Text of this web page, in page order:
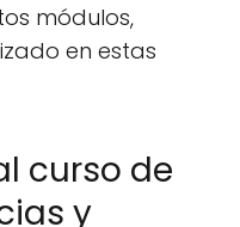
módulos,
en estas
curso de
y